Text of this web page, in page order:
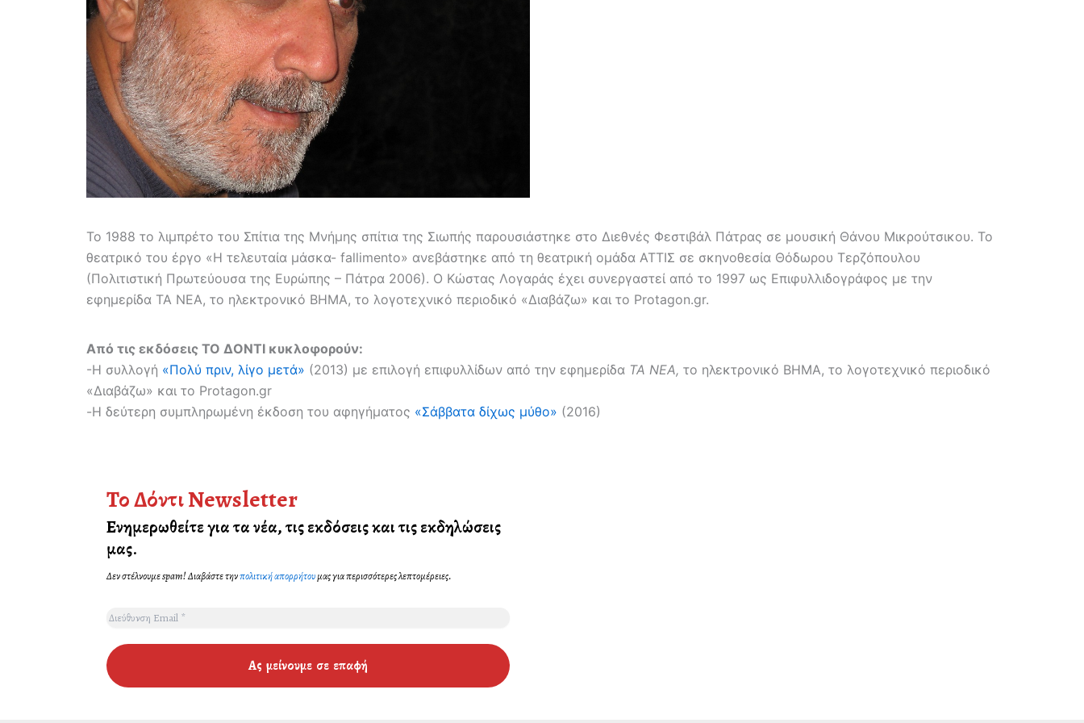
Το 1988 το λιμπρέτο του Σπίτια της Μνήμης σπίτια της Σιωπής παρουσιάστηκε στο Διεθνές Φεστιβάλ Πάτρας σε μουσική Θάνου Μικρούτσικου. Το
θεατρικό του έργο «Η τελευταία μάσκα- fallimento» ανεβάστηκε από τη θεατρική ομάδα ΑΤΤΙΣ σε σκηνοθεσία Θόδωρου Τερζόπουλου
(Πολιτιστική Πρωτεύουσα της Ευρώπης – Πάτρα 2006). Ο Κώστας Λογαράς έχει συνεργαστεί από το 1997 ως Επιφυλλιδογράφος με την
εφημερίδα ΤΑ ΝΕΑ, το ηλεκτρονικό ΒΗΜΑ, το λογοτεχνικό περιοδικό «Διαβάζω» και το Protagon.gr.
Από τις εκδόσεις ΤΟ ΔΟΝΤΙ κυκλοφορούν:
-Η συλλογή «Πολύ πριν, λίγο μετά» (2013) με επιλογή επιφυλλίδων από την εφημερίδα ΤΑ ΝΕΑ, το ηλεκτρονικό ΒΗΜΑ, το λογοτεχνικό περιοδικό
«Διαβάζω» και το Protagon.gr
-Η δεύτερη συμπληρωμένη έκδοση του αφηγήματος «Σάββατα δίχως μύθο» (2016)
Το Δόντι Newsletter
Ενημερωθείτε για τα νέα, τις εκδόσεις και τις εκδηλώσεις
μας.
Δεν στέλνουμε spam! Διαβάστε τηνπολιτική απορρήτουμας για περισσότερες λεπτομέρειες.